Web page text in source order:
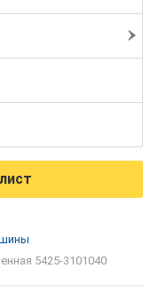
5425-3101040